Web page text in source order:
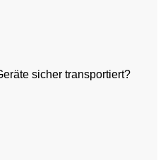
sicher transportiert?